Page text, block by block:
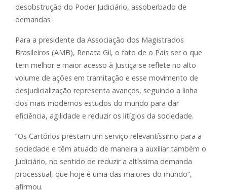
desobstrução do Poder Judiciário, assoberbado de
demandas
Para a presidente da Associação dos Magistrados
Brasileiros (AMB), Renata Gil, o fato de o País ser o que
tem melhor e maior acesso à Justiça se reflete no alto
volume de ações em tramitação e esse movimento de
desjudicialização representa avanços, seguindo a linha
dos mais modernos estudos do mundo para dar
eficiência, agilidade e reduzir os litígios da sociedade.
“Os Cartórios prestam um serviço relevantíssimo para a
sociedade e têm atuado de maneira a auxiliar também o
Judiciário, no sentido de reduzir a altíssima demanda
processual, que hoje é uma das maiores do mundo”,
afirmou.